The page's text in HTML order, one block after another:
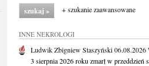
+ szukanie zaawansowane
INNE NEKROLOGI
Ludwik Zbigniew Staszyński06.08.2026
3 sierpnia 2026 roku zmarł w przeddzień